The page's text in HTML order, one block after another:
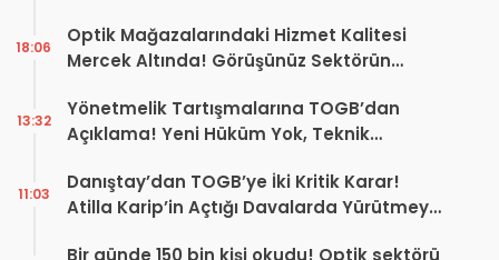
Optik Mağazalarındaki Hizmet Kalitesi
Mercek Altında! Görüşünüz Sektörün
18:06
Yönetmelik Tartışmalarına TOGB’dan
Açıklama! Yeni Hüküm Yok, Teknik
13:32
Danıştay’dan TOGB’ye İki Kritik Karar!
Atilla Karip’in Açtığı Davalarda Yürütmeyi
11:03
Bir günde 150 bin kişi okudu! Optik sektörü